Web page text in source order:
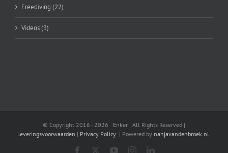
Freediving (22)
Videos (3)
© Copyright 2016 - 2026 Enker | All Rights Reserved |
Leveringsvoorwaarden | Privacy Policy | Powered by nanjavandenbroek.nl
Facebook YouTubeInstagramLinkedIn